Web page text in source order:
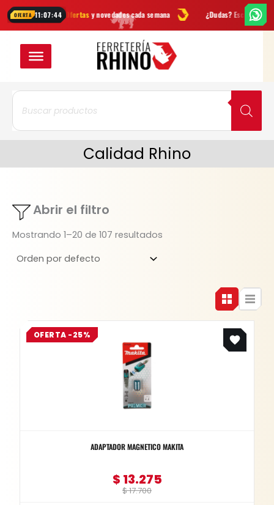
OFERTA 11:07:43
Ofertasy novedades cada semana ¿Dudas? Escríbenos por
contenido
Búsqueda
productos
Calidad Rhino
Abrir el filtro
Mostrando 1–20 de 107 resultados
VER EN VER EN LISTA
OFERTA -25%
ADAPTADOR MAGNETICO MAKITA
$17.700
was:
$ 17.700.
$ 13.275
is:
$ 13.275.